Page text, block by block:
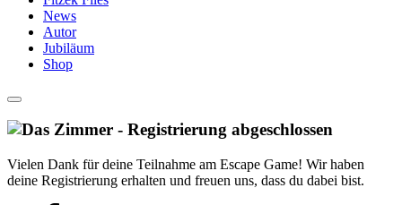
News
Autor
Jubiläum
Shop
Vielen Dank für deine Teilnahme am Escape Game! Wir haben
deine Registrierung erhalten und freuen uns, dass du dabei bist.